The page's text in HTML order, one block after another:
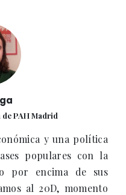
PAH Madrid
y una política
populares con la
por encima de sus
al 20D, momento